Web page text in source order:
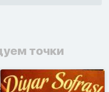
точки